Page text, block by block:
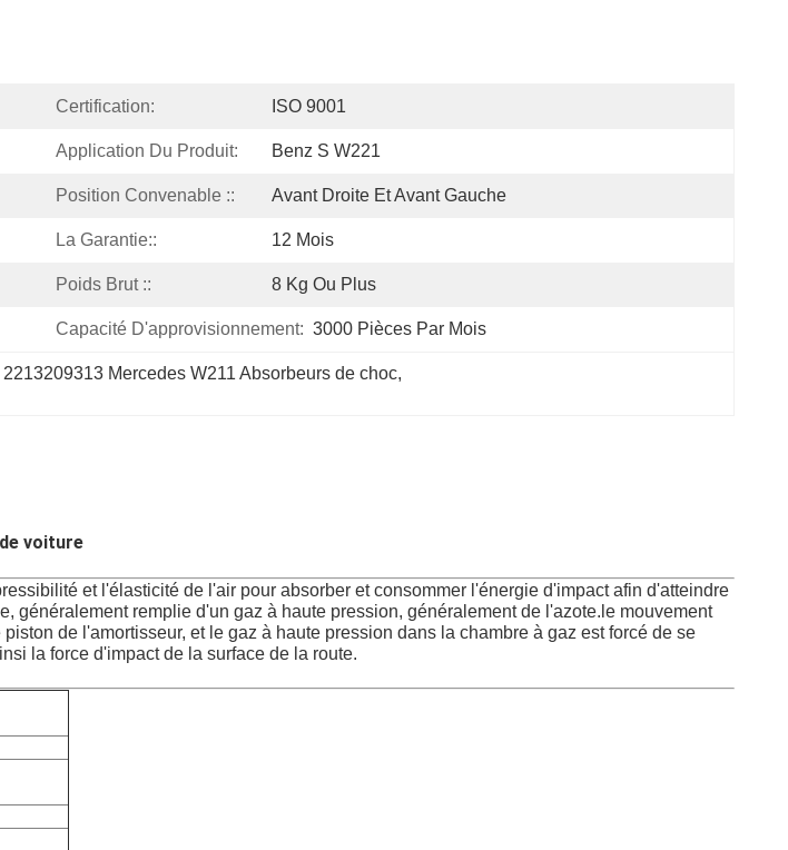
Certification: ISO 9001
Application Du Produit: Benz S W221
Position Convenable :: Avant Droite Et Avant Gauche
La Garantie:: 12 Mois
Poids Brut :: 8 Kg Ou Plus
Capacité D'approvisionnement: 3000 Pièces Par Mois
2213209313 Mercedes W211 Absorbeurs de choc,
voiture
et l'élasticité de l'air pour absorber et consommer l'énergie d'impact afin d'atteindre
généralement remplie d'un gaz à haute pression, généralement de l'azote.le mouvement
de l'amortisseur, et le gaz à haute pression dans la chambre à gaz est forcé de se
la force d'impact de la surface de la route.